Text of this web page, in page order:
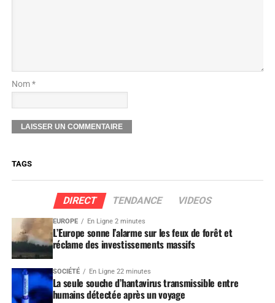
Nom *
TAGS
DIRECT TENDANCE VIDEOS
EUROPE En Ligne 2 minutes
L’Europe sonne l’alarme sur les feux de forêt et
réclame des investissements massifs
SOCIÉTÉ En Ligne 22 minutes
La seule souche d’hantavirus transmissible entre
humains détectée après un voyage